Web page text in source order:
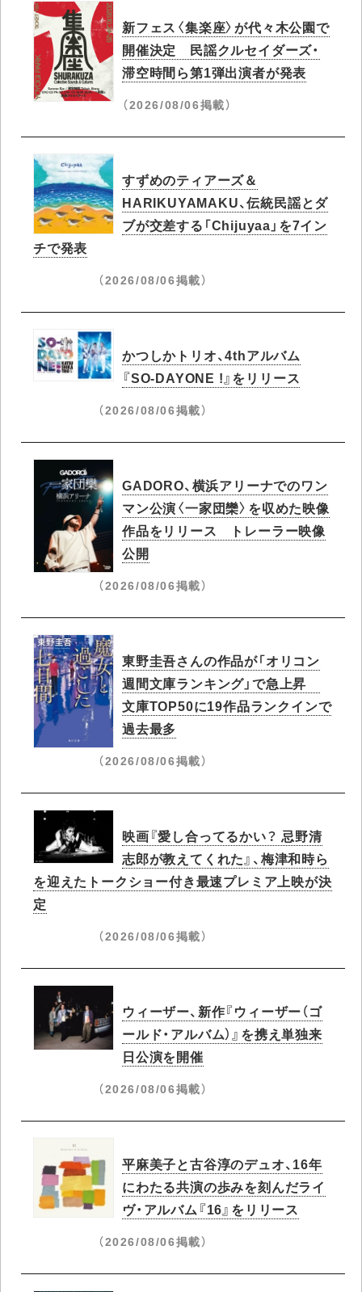
新フェス〈集楽座〉が代々木公園で
開催決定 民謡クルセイダーズ・
滞空時間ら第1弾出演者が発表
（2026/08/06掲載）
すずめのティアーズ＆
HARIKUYAMAKU、伝統民謡とダ
ブが交差する「Chijuyaa」を7イン
チで発表
（2026/08/06掲載）
かつしかトリオ、4thアルバム
『SO-DAYONE !』をリリース
（2026/08/06掲載）
GADORO、横浜アリーナでのワン
マン公演〈一家団欒〉を収めた映像
作品をリリース トレーラー映像
公開
（2026/08/06掲載）
東野圭吾さんの作品が「オリコン
週間文庫ランキング」で急上昇​
文庫TOP50に19作品ランクインで
過去最多
（2026/08/06掲載）
映画『愛し合ってるかい？ 忌野清
志郎が教えてくれた』、梅津和時ら
を迎えたトークショー付き最速プレミア上映が決
定
（2026/08/06掲載）
ウィーザー、新作『ウィーザー（ゴ
ールド・アルバム）』を携え単独来
日公演を開催
（2026/08/06掲載）
平麻美子と古谷淳のデュオ、16年
にわたる共演の歩みを刻んだライ
ヴ・アルバム『16』をリリース
（2026/08/06掲載）